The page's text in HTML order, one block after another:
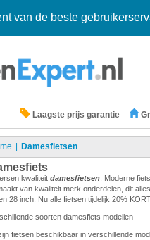
van de beste
Laagste prijs garantie
Damesfietsen
kwaliteit damesfietsen. Moderne
van kwaliteit merk onderdelen, dit
28 inch. Nu alle fietsen tijdelijk 20%
soorten damesfiets modellen
fietsen beschikbaar in verschillende